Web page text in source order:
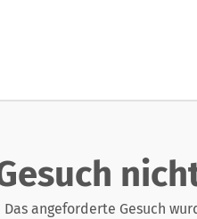
Das angeforderte Gesuch